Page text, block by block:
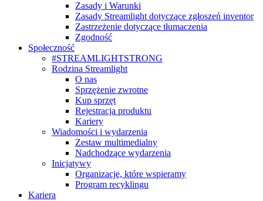
Zasady i Warunki
Zasady Streamlight dotyczące zgłoszeń inventor
Zastrzeżenie dotyczące tłumaczenia
Zgodność
Społeczność
#STREAMLIGHTSTRONG
Rodzina Streamlight
O nas
Sprzężenie zwrotne
Kup sprzęt
Rejestracja produktu
Kariery
Wiadomości i wydarzenia
Zestaw multimedialny
Nadchodzące wydarzenia
Inicjatywy
Organizacje, które wspieramy
Program recyklingu
Kariera